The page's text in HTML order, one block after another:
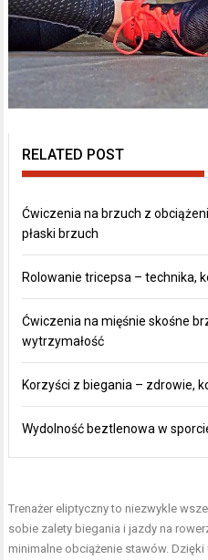
RELATED POST
Ćwiczenia na brzuch z
płaski brzuch
Rolowanie tricepsa – technika,
Ćwiczenia na mięśnie skośne
wytrzymałość
Korzyści z biegania – zdrowie,
Wydolność beztlenowa w
Trenażer eliptyczny to niezwykle
sobie zalety biegania i jazdy na
minimalne obciążenie stawów.